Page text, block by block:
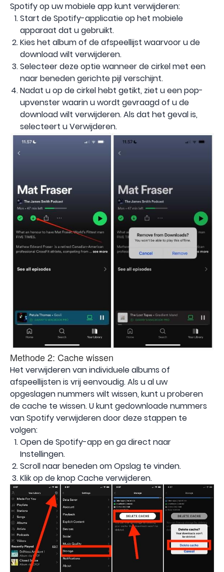
Spotify op uw mobiele app kunt verwijderen:
Start de Spotify-applicatie op het mobiele
apparaat dat u gebruikt.
Kies het album of de afspeellijst waarvoor u de
download wilt verwijderen.
Selecteer deze optie wanneer de cirkel met een
naar beneden gerichte pijl verschijnt.
Nadat u op de cirkel hebt getikt, ziet u een pop-
upvenster waarin u wordt gevraagd of u de
download wilt verwijderen. Als dat het geval is,
selecteert u Verwijderen.
Methode 2: Cache wissen
Het verwijderen van individuele albums of
afspeellijsten is vrij eenvoudig. Als u al uw
opgeslagen nummers wilt wissen, kunt u proberen
de cache te wissen. U kunt gedownloade nummers
van Spotify verwijderen door deze stappen te
volgen:
Open de Spotify-app en ga direct naar
Instellingen.
Scroll naar beneden om Opslag te vinden.
Klik op de knop Cache verwijderen.